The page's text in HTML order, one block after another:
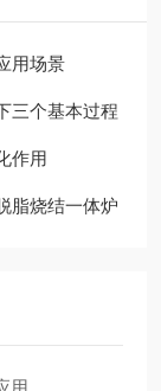
用场景
三个基本过程
作用
脂烧结一体炉
用